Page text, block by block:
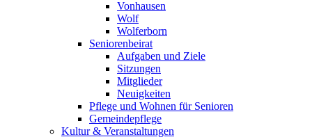
Vonhausen
Wolf
Wolferborn
Seniorenbeirat
Aufgaben und Ziele
Sitzungen
Mitglieder
Neuigkeiten
Pflege und Wohnen für Senioren
Gemeindepflege
Kultur & Veranstaltungen